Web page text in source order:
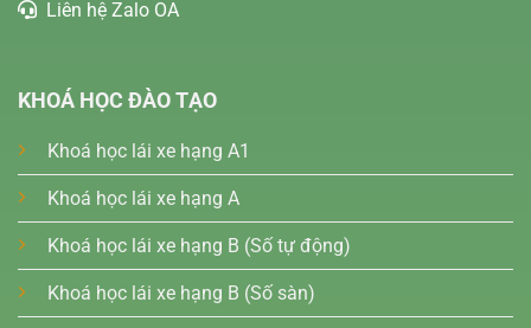
Liên hệ Zalo OA
KHOÁ HỌC ĐÀO TẠO
Khoá học lái xe hạng A1
Khoá học lái xe hạng A
Khoá học lái xe hạng B (Số tự động)
Khoá học lái xe hạng B (Số sàn)